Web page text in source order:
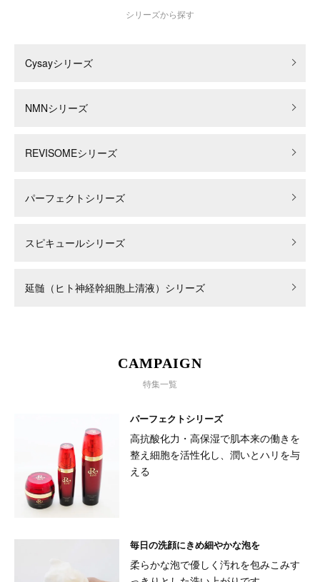
シリーズから探す
Cysayシリーズ
NMNシリーズ
REVISOMEシリーズ
パーフェクトシリーズ
スピキュールシリーズ
延髄（ヒト神経幹細胞上清液）シリーズ
CAMPAIGN
特集一覧
パーフェクトシリーズ
高抗酸化力・高保湿で肌本来の働きを
整え細胞を活性化し、潤いとハリを与
える
毎日の洗顔にきめ細やかな泡を
柔らかな泡で優しく汚れを包みこみす